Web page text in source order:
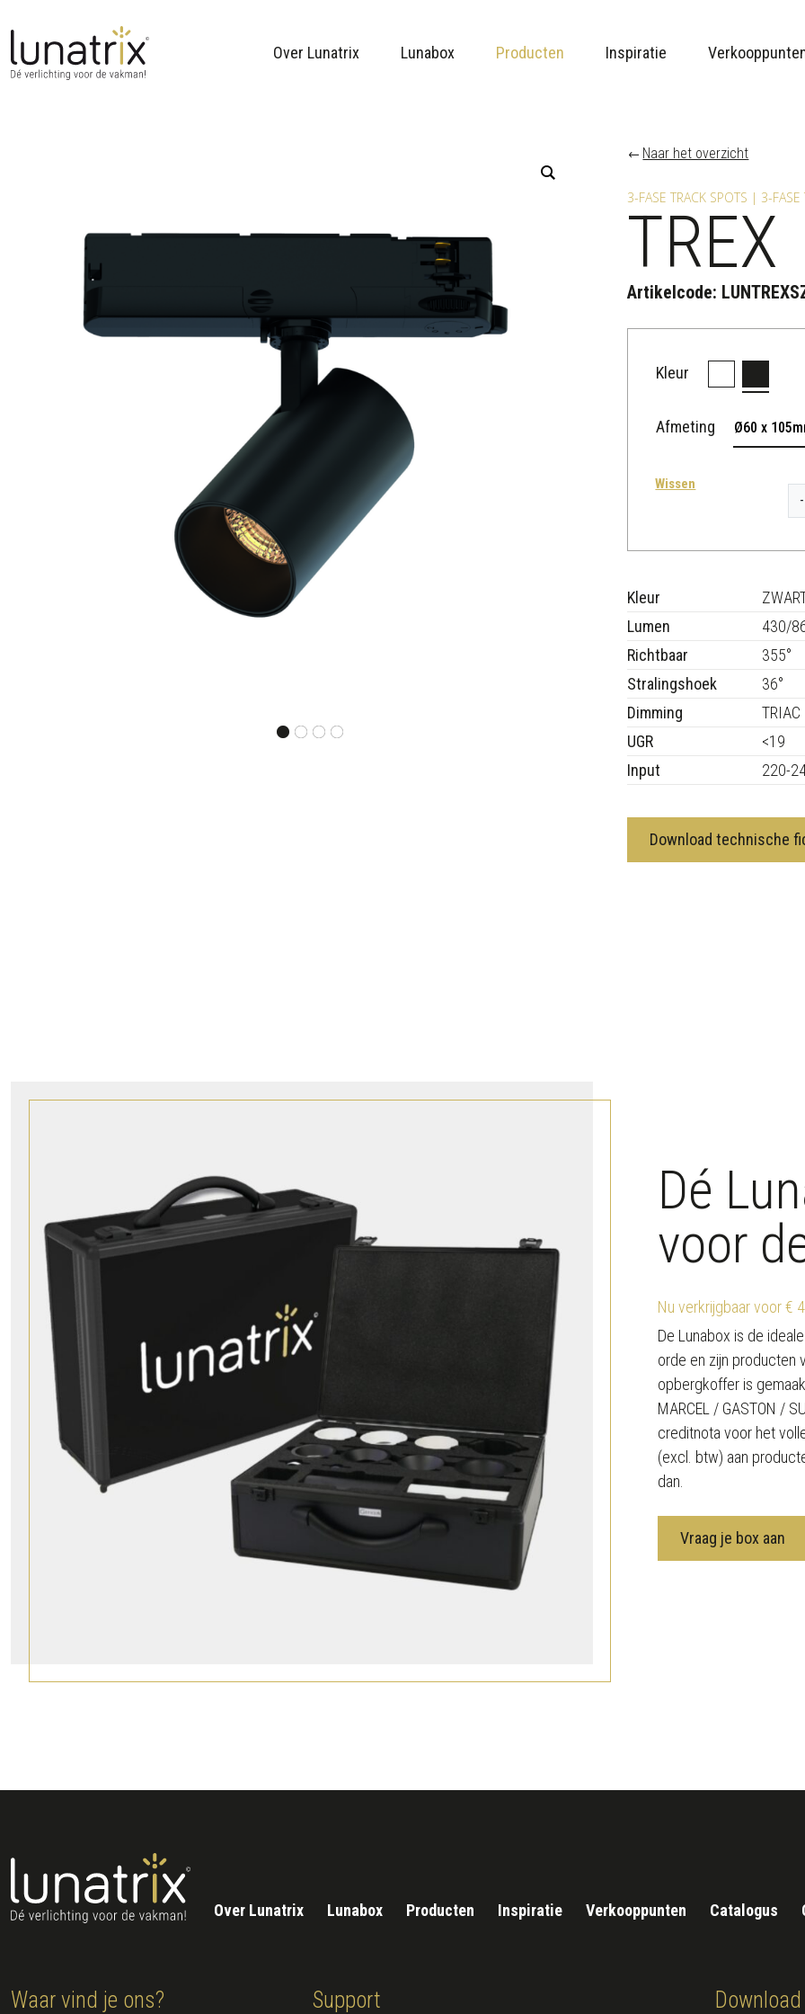
Over Lunatrix Lunabox Producten Inspiratie
Naar het overzicht
3-FASE TRACK SPOTS | 3-FASE
TREX
Artikelcode:
Kleur
Afmeting Ø60 x
Wissen
-
R
a
a
n
t
l
Kleur
Lumen
430/
Richtbaar
355°
Stralingshoek
36°
Dimming
TRIAC
UGR
<19
Input
220-
Download technische
Dé
voor
Nu verkrijgbaar voor €
De Lunabox is de
orde en zijn producten
opbergkoffer is
MARCEL / GASTON /
creditnota voor het
(excl. btw) aan
dan.
Vraag je box aan
Over Lunatrix Lunabox Producten Inspiratie Verkooppunten Catalogus
Waar vind je ons? Support